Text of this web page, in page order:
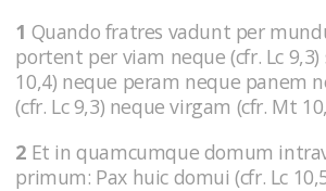
1 Quando fratres vadunt per
portent per viam neque (cfr. Lc 9,3)
10,4) neque peram neque panem
(cfr. Lc 9,3) neque virgam (cfr. Mt
2 Et in quamcumque domum
primum: Pax huic domui (cfr. Lc